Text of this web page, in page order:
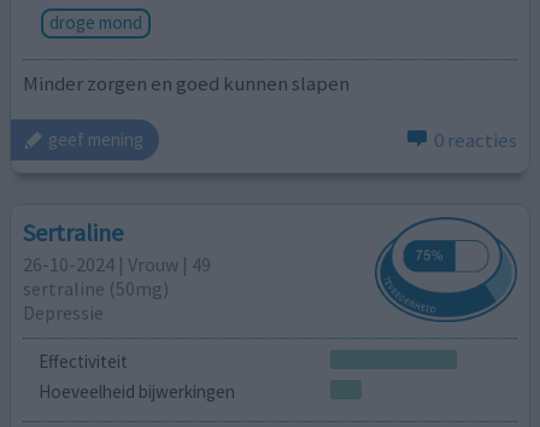
droge mond
Minder zorgen en goed kunnen slapen
geef mening 0 reacties
Sertraline
26-10-2024 | Vrouw | 49
sertraline (50mg)
Depressie
Effectiviteit
Hoeveelheid bijwerkingen